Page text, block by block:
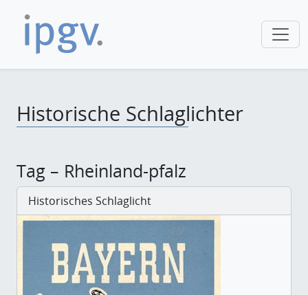
Historische Schlaglichter
Tag – Rheinland-pfalz
Historisches Schlaglicht